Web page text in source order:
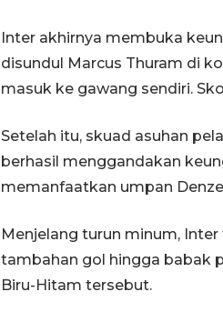
Inter akhirnya membuka
disundul Marcus Thuram di
masuk ke gawang sendiri.
Setelah itu, skuad asuhan
berhasil menggandakan
memanfaatkan umpan
Menjelang turun minum,
tambahan gol hingga babak
Biru-Hitam tersebut.